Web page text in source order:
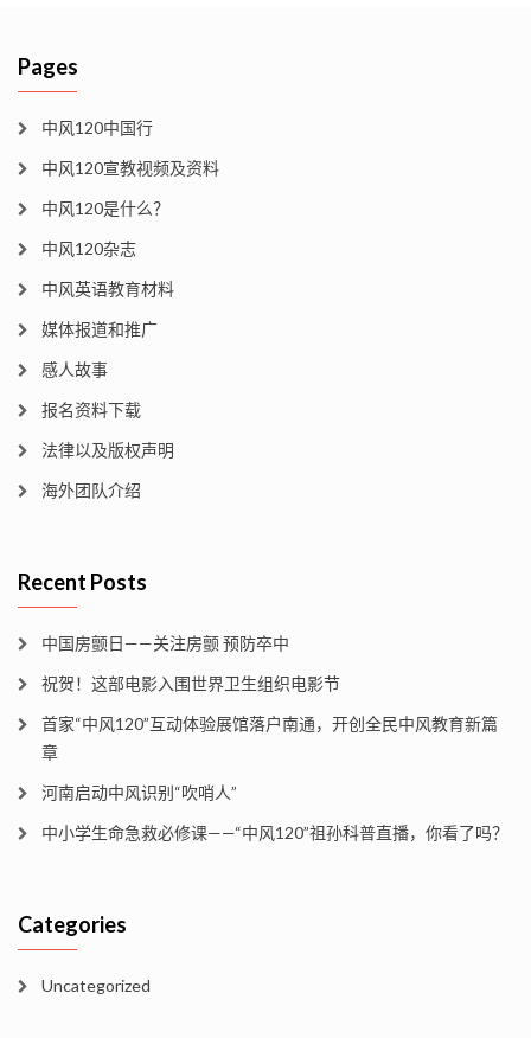
Pages
中风120中国行
中风120宣教视频及资料
中风120是什么？
中风120杂志
中风英语教育材料
媒体报道和推广
感人故事
报名资料下载
法律以及版权声明
海外团队介绍
Recent Posts
中国房颤日——关注房颤 预防卒中
祝贺！这部电影入围世界卫生组织电影节
首家“中风120”互动体验展馆落户南通，开创全民中风教育新篇
章
河南启动中风识别“吹哨人”
中小学生命急救必修课——“中风120”祖孙科普直播，你看了吗？
Categories
Uncategorized